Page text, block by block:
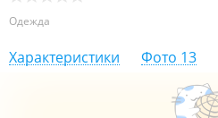
Одежда
Характеристики Фото 13